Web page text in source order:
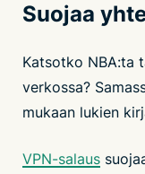
Suojaa
Katsotko NBA:ta
verkossa?
mukaan lukien
VPN-salaus